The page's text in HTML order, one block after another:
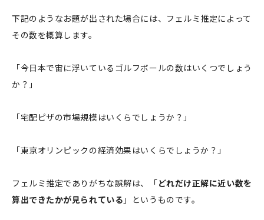
下記のようなお題が出された場合には、フェルミ推定によって
その数を概算します。
「今日本で宙に浮いているゴルフボールの数はいくつでしょう
か？」
「宅配ピザの市場規模はいくらでしょうか？」
「東京オリンピックの経済効果はいくらでしょうか？」
フェルミ推定でありがちな誤解は、「どれだけ正解に近い数を
算出できたかが見られている 」というものです。